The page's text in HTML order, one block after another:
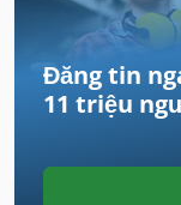
Đăng tin
11 triệu